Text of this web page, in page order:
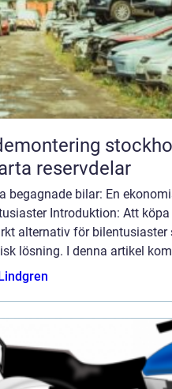
stockholm trygg
reservdelar
begagnade bilar: En
Introduktion: Att
alternativ för
lösning. I denna artikel